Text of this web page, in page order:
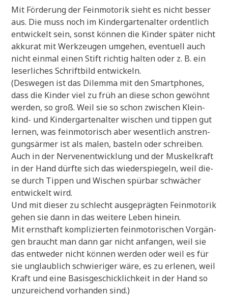
Mit För­de­rung der Fein­mo­to­rik sieht es nicht bes­ser
aus. Die muss noch im Kin­der­gar­ten­al­ter ordent­lich
ent­wickelt sein, sonst kön­nen die Kin­der spä­ter nicht
akku­rat mit Werk­zeu­gen umge­hen, even­tu­ell auch
nicht ein­mal einen Stift rich­tig hal­ten oder z. B. ein
leser­li­ches Schrift­bild entwickeln.
(Des­we­gen ist das Dilem­ma mit den Smart­phones,
dass die Kin­der viel zu früh an die­se schon gewöhnt
wer­den, so groß. Weil sie so schon zwi­schen Klein­
kind- und Kin­der­gar­ten­al­ter wischen und tip­pen gut
ler­nen, was fein­mo­to­risch aber wesent­lich anstren­
gungs­är­mer ist als malen, basteln oder schrei­ben.
Auch in der Ner­ven­ent­wick­lung und der Mus­kel­kraft
in der Hand dürf­te sich das wie­der­spie­geln, weil die­
se durch Tip­pen und Wischen spür­bar schwä­cher
ent­wickelt wird.
Und mit die­ser zu schlecht aus­ge­präg­ten Fein­mo­to­rik
gehen sie dann in das wei­te­re Leben hinein.
Mit ernst­haft kom­pli­zier­ten fein­mo­to­ri­schen Vor­gän­
gen braucht man dann gar nicht anfan­gen, weil sie
das ent­we­der nicht kön­nen wer­den oder weil es für
sie unglaub­lich schwie­ri­ger wäre, es zu erle­nen, weil
Kraft und eine Basis­ge­schick­lich­keit in der Hand so
unzu­rei­chend vor­han­den sind.)